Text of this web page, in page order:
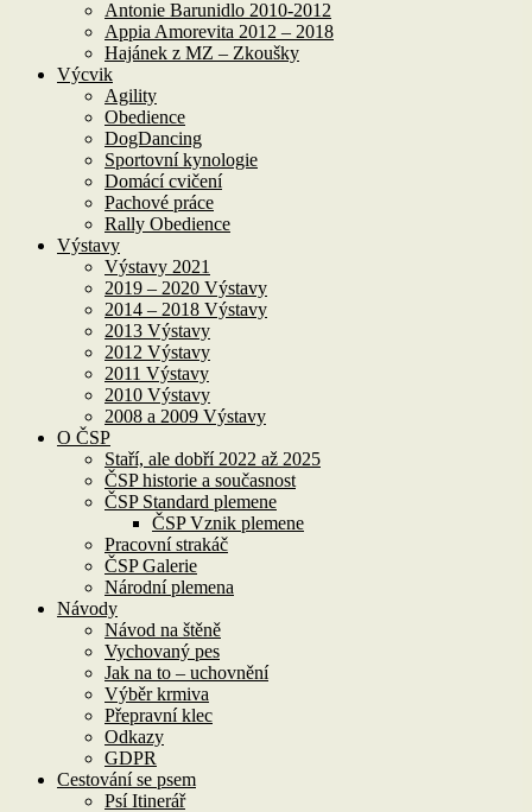
Antonie Barunidlo 2010-2012
Appia Amorevita 2012 – 2018
Hajánek z MZ – Zkoušky
Výcvik
Agility
Obedience
DogDancing
Sportovní kynologie
Domácí cvičení
Pachové práce
Rally Obedience
Výstavy
Výstavy 2021
2019 – 2020 Výstavy
2014 – 2018 Výstavy
2013 Výstavy
2012 Výstavy
2011 Výstavy
2010 Výstavy
2008 a 2009 Výstavy
O ČSP
Staří, ale dobří 2022 až 2025
ČSP historie a současnost
ČSP Standard plemene
ČSP Vznik plemene
Pracovní strakáč
ČSP Galerie
Národní plemena
Návody
Návod na štěně
Vychovaný pes
Jak na to – uchovnění
Výběr krmiva
Přepravní klec
Odkazy
GDPR
Cestování se psem
Psí Itinerář